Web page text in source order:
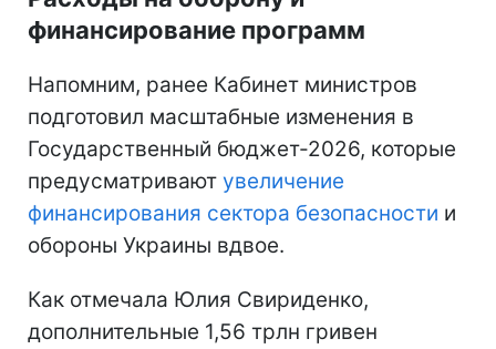
финансирование программ
Напомним, ранее Кабинет министров
подготовил масштабные изменения в
Государственный бюджет-2026, которые
предусматривают увеличение
финансирования сектора безопасности и
обороны Украины вдвое.
Как отмечала Юлия Свириденко,
дополнительные 1,56 трлн гривен